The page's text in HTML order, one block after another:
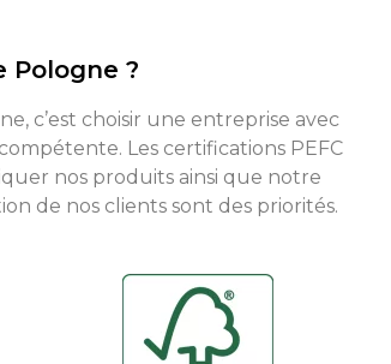
Pologne ?
c’est choisir une entreprise avec
Les certifications PEFC
nos produits ainsi que notre
de nos clients sont des priorités.